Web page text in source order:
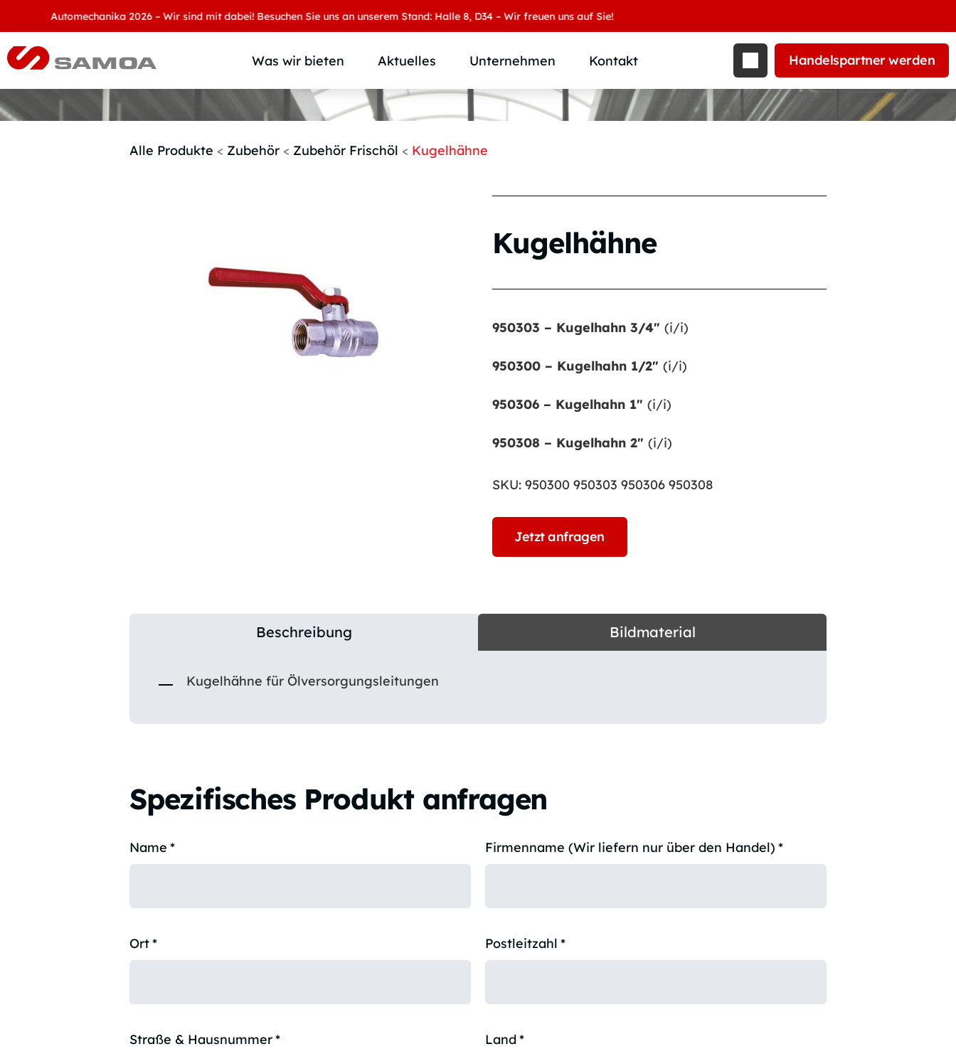
Automechanika 2026 – Wir sind mit dabei! Besuchen Sie uns an unserem Stand: Halle 8, D34 – Wir freuen uns auf Sie!
Was wir bieten
Produktübersicht
Produktkategorie
Branchen und Märkte
Aktuelles Unternehmen
Wer wir sind
SAMOA Gruppe
Downloads
Kontakt Handelspartner werden
Alle Produkte < Zubehör < Zubehör Frischöl < Kugelhähne
Kugelhähne
950303 – Kugelhahn 3/4″ (i/i)
950300 – Kugelhahn 1/2″ (i/i)
950306 – Kugelhahn 1″ (i/i)
950308 – Kugelhahn 2″ (i/i)
SKU: 950300 950303 950306 950308
Jetzt anfragen
Beschreibung Bildmaterial
Kugelhähne für Ölversorgungsleitungen
Spezifisches Produkt anfragen
Name * Firmenname (Wir liefern nur über den Handel) *
Ort* Postleitzahl *
Straße & Hausnummer* Land*